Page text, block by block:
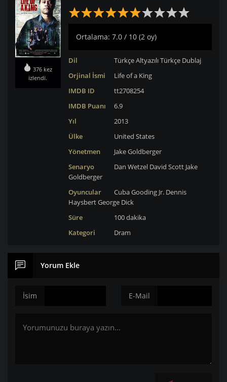
376 kez
izlendi.
Ortalama: 7.0 / 10 (2 oy)
Dil Türkçe AltyazılıTürkçe Dublaj
Orjinal İsmi
Life of a King
IMDB ID
tt2708254
IMDB Puanı
6.9
Yıl
2013
Ülke
United States
Yönetmen
Jake Goldberger
Senaryo
Dan Wetzel David Scott Jake
Goldberger
Oyuncular
Cuba Gooding Jr. Dennis
HaysbertGeorge Dick
Süre
100 dakika
Kategori
Dram
Yorum Ekle
İsim E-Mail